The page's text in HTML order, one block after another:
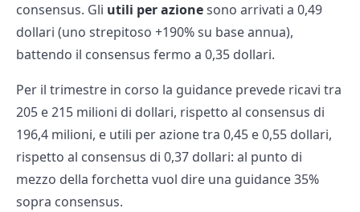
consensus. Gli utili per azionesono arrivati a 0,49
dollari (uno strepitoso +190% su base annua),
battendo il consensus fermo a 0,35 dollari.
Per il trimestre in corso la guidance prevede ricavi tra
205 e 215 milioni di dollari, rispetto al consensus di
196,4 milioni, e utili per azione tra 0,45 e 0,55 dollari,
rispetto al consensus di 0,37 dollari: al punto di
mezzo della forchetta vuol dire una guidance 35%
sopra consensus.